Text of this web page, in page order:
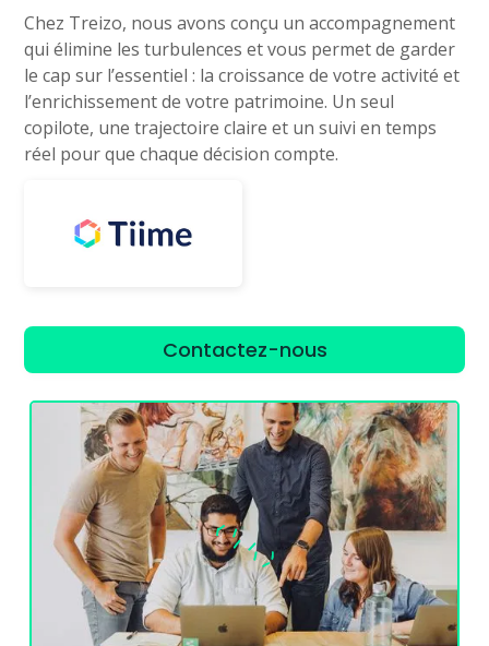
Chez Treizo, nous avons conçu un accompagnement
qui élimine les turbulences et vous permet de garder
le cap sur l’essentiel : la croissance de votre activité et
l’enrichissement de votre patrimoine. Un seul
copilote, une trajectoire claire et un suivi en temps
réel pour que chaque décision compte.
Contactez-nous